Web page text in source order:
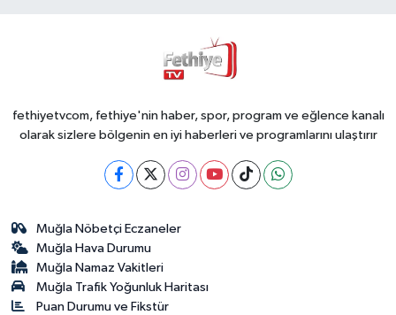
fethiyetvcom, fethiye'nin haber, spor, program ve eğlence kanalı
olarak sizlere bölgenin en iyi haberleri ve programlarını ulaştırır
Muğla Nöbetçi Eczaneler
Muğla Hava Durumu
Muğla Namaz Vakitleri
Muğla Trafik Yoğunluk Haritası
Puan Durumu ve Fikstür